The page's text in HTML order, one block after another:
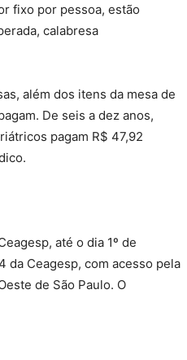
fixo por pessoa, estão
calabresa
além dos itens da mesa de
De seis a dez anos,
pagam R$ 47,92
até o dia 1º de
da Ceagesp, com acesso pela
de São Paulo. O